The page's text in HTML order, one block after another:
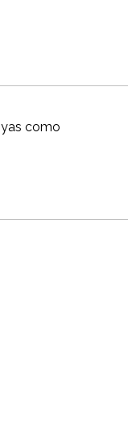
como